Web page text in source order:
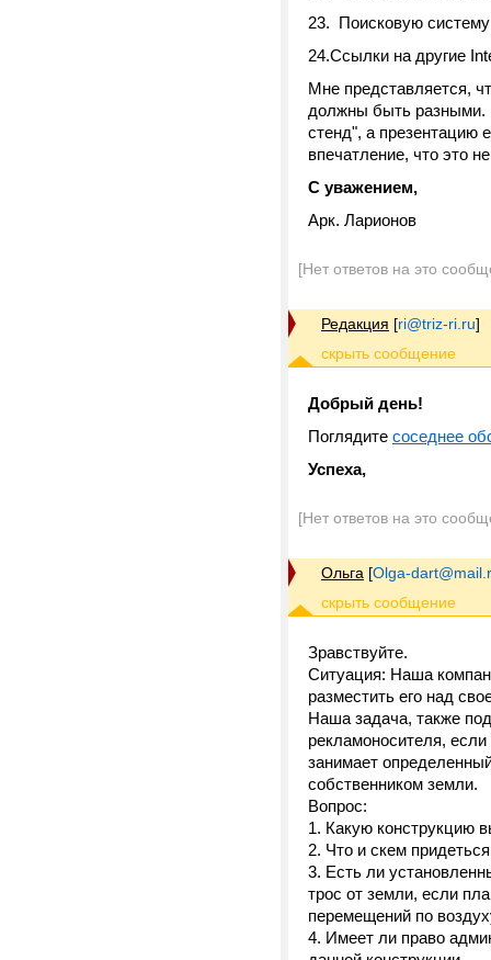
23. Поисковую систему
24.Ссылки на другие
Мне представляется,
должны быть разными.
стенд", а презентацию
впечатление, что это
С уважением,
Арк. Ларионов
[Нет ответов на это
Редакция [ri@triz-ri.ru]
Добрый день!
Поглядите соседнее
Успеха,
[Нет ответов на это
Ольга [Olga-
Зравствуйте.
Ситуация: Наша
разместить его над
Наша задача, также
рекламоносителя,
занимает
собственником земли.
Вопрос:
1. Какую конструкцию
2. Что и скем
3. Есть ли
трос от земли, если
перемещений по
4. Имеет ли право